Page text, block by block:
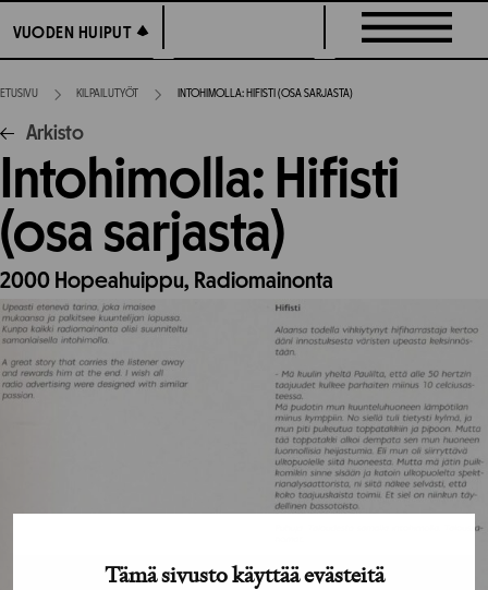
Tämä sivusto käyttää evästeitä
suoraan
sisältöön
VUODEN HUIPUT
VUODEN HUIPUT
ETUSIVU KILPAILUTYÖT INTOHIMOLLA: HIFISTI (OSA SARJASTA)
Arkisto
Intohimolla: Hifisti
(osa sarjasta)
2000 Hopeahuippu, Radiomainonta